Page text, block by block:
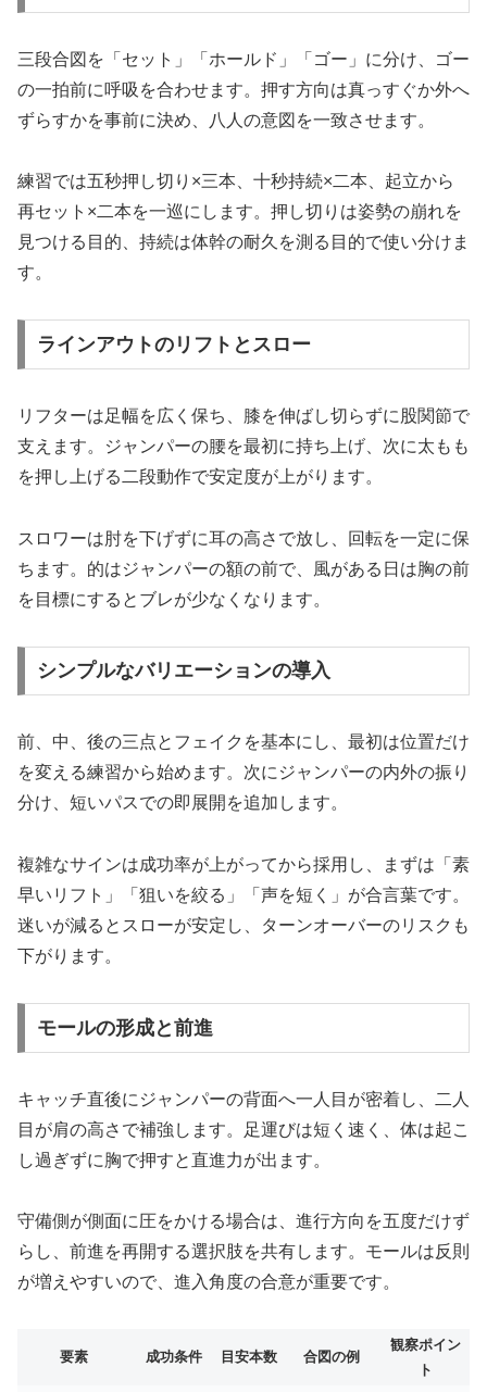
三段合図を「セット」「ホールド」「ゴー」に分け、ゴー
の一拍前に呼吸を合わせます。押す方向は真っすぐか外へ
ずらすかを事前に決め、八人の意図を一致させます。
練習では五秒押し切り×三本、十秒持続×二本、起立から
再セット×二本を一巡にします。押し切りは姿勢の崩れを
見つける目的、持続は体幹の耐久を測る目的で使い分けま
す。
ラインアウトのリフトとスロー
リフターは足幅を広く保ち、膝を伸ばし切らずに股関節で
支えます。ジャンパーの腰を最初に持ち上げ、次に太もも
を押し上げる二段動作で安定度が上がります。
スロワーは肘を下げずに耳の高さで放し、回転を一定に保
ちます。的はジャンパーの額の前で、風がある日は胸の前
を目標にするとブレが少なくなります。
シンプルなバリエーションの導入
前、中、後の三点とフェイクを基本にし、最初は位置だけ
を変える練習から始めます。次にジャンパーの内外の振り
分け、短いパスでの即展開を追加します。
複雑なサインは成功率が上がってから採用し、まずは「素
早いリフト」「狙いを絞る」「声を短く」が合言葉です。
迷いが減るとスローが安定し、ターンオーバーのリスクも
下がります。
モールの形成と前進
キャッチ直後にジャンパーの背面へ一人目が密着し、二人
目が肩の高さで補強します。足運びは短く速く、体は起こ
し過ぎずに胸で押すと直進力が出ます。
守備側が側面に圧をかける場合は、進行方向を五度だけず
らし、前進を再開する選択肢を共有します。モールは反則
が増えやすいので、進入角度の合意が重要です。
要素 成功条件 目安本数 合図の例
観察ポイン
ト